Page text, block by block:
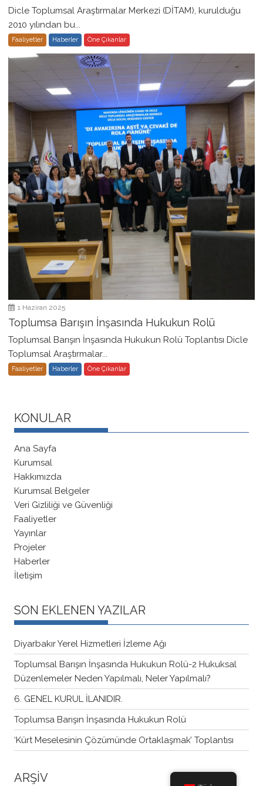
Dicle Toplumsal Araştırmalar Merkezi (DİTAM), kurulduğu
2010 yılından bu...
Faaliyetler Haberler Öne Çıkanlar
1 Haziran 2025
Toplumsa Barışın İnşasında Hukukun Rolü
Toplumsal Barışın İnşasında Hukukun Rolü Toplantısı Dicle
Toplumsal Araştırmalar...
Faaliyetler Haberler Öne Çıkanlar
KONULAR
Ana Sayfa
Kurumsal
Hakkımızda
Kurumsal Belgeler
Veri Gizliliği ve Güvenliği
Faaliyetler
Yayınlar
Projeler
Haberler
İletişim
SON EKLENEN YAZILAR
Diyarbakır Yerel Hizmetleri İzleme Ağı
Toplumsal Barışın İnşasında Hukukun Rolü-2 Hukuksal
Düzenlemeler Neden Yapılmalı, Neler Yapılmalı?
6. GENEL KURUL İLANIDIR.
Toplumsa Barışın İnşasında Hukukun Rolü
‘Kürt Meselesinin Çözümünde Ortaklaşmak’ Toplantısı
ARŞİV